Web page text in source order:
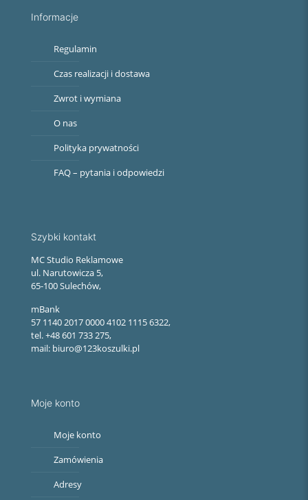
Informacje
Regulamin
Czas realizacji i dostawa
Zwrot i wymiana
O nas
Polityka prywatności
FAQ – pytania i odpowiedzi
Szybki kontakt
MC Studio Reklamowe
ul. Narutowicza 5,
65-100 Sulechów,
mBank
57 1140 2017 0000 4102 1115 6322,
tel. +48 601 733 275,
mail: biuro@123koszulki.pl
Moje konto
Moje konto
Zamówienia
Adresy